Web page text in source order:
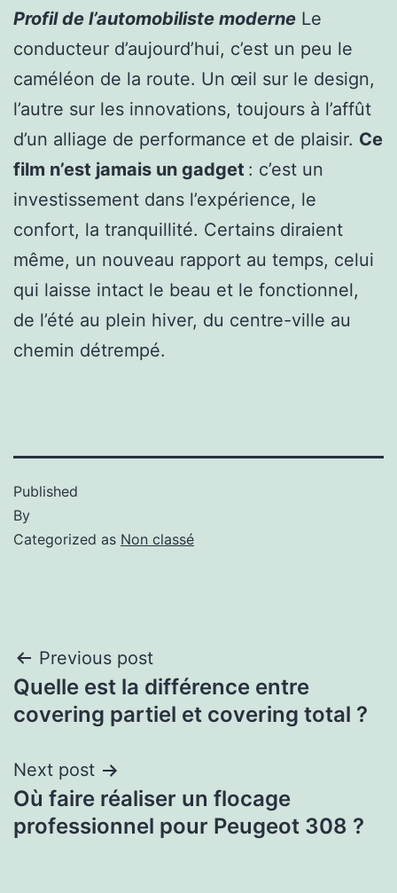
Profil de l’automobiliste moderne Le
conducteur d’aujourd’hui, c’est un peu le
caméléon de la route. Un œil sur le design,
l’autre sur les innovations, toujours à l’affût
d’un alliage de performance et de plaisir. Ce
film n’est jamais un gadget : c’est un
investissement dans l’expérience, le
confort, la tranquillité. Certains diraient
même, un nouveau rapport au temps, celui
qui laisse intact le beau et le fonctionnel,
de l’été au plein hiver, du centre-ville au
chemin détrempé.
Published
By
Categorized as Non classé
Previous post
Quelle est la différence entre
covering partiel et covering total ?
Next post
Où faire réaliser un flocage
professionnel pour Peugeot 308 ?